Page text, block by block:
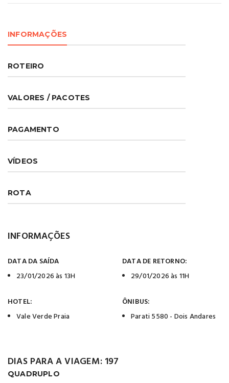
INFORMAÇÕES
ROTEIRO
VALORES / PACOTES
PAGAMENTO
VÍDEOS
ROTA
INFORMAÇÕES
DATA DA SAÍDA
23/01/2026 às 13H
DATA DE RETORNO:
29/01/2026 às 11H
HOTEL:
Vale Verde Praia
ÔNIBUS:
Parati 5580 - Dois Andares
DIAS PARA A VIAGEM: 197
QUADRUPLO